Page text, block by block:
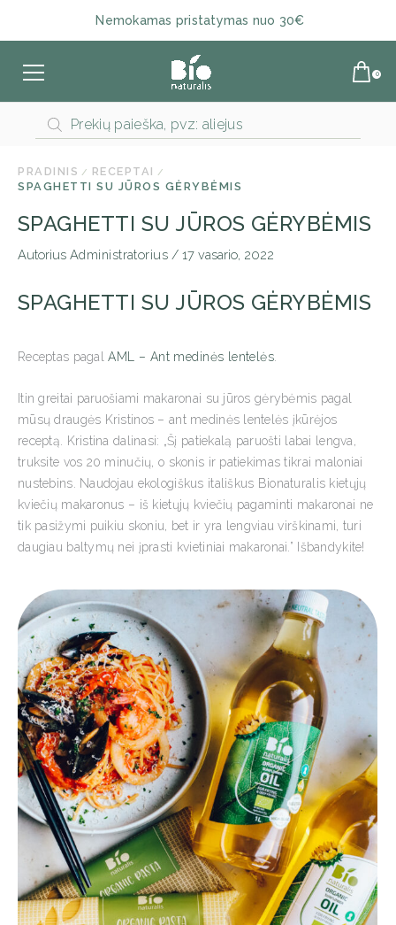
Nemokamas pristatymas nuo 30€
Products
search
PRADINIS
RECEPTAI
SPAGHETTI SU JŪROS GĖRYBĖMIS
SPAGHETTI SU JŪROS GĖRYBĖMIS
Autorius Administratorius/17 vasario, 2022
SPAGHETTI SU JŪROS GĖRYBĖMIS
Receptas pagalAML – Ant medinės lentelės
Itin greitai paruošiami makaronai su jūros gėrybėmis pagal
mūsų draugės Kristinos – ant medinės lentelės įkūrėjos
receptą. Kristina dalinasi: „Šį patiekalą paruošti labai lengva,
truksite vos 20 minučių, o skonis ir patiekimas tikrai maloniai
nustebins. Naudojau ekologiškus itališkus Bionaturalis kietųjų
kviečių makaronus – iš kietųjų kviečių pagaminti makaronai ne
tik pasižymi puikiu skoniu, bet ir yra lengviau virškinami, turi
daugiau baltymų nei įprasti kvietiniai makaronai.” Išbandykite!